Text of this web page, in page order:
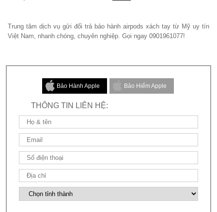
Trung tâm dịch vụ gửi đổi trả bảo hành airpods xách tay từ Mỹ uy tín
Việt Nam, nhanh chóng, chuyên nghiệp. Gọi ngay 0901961077!
Bảo Hành Apple Bảo Hiểm Apple
THÔNG TIN LIÊN HỆ: